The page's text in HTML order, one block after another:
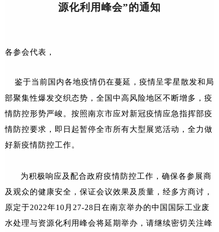
源化利用峰会”的通知
各参会代表，
鉴于当前国内各地疫情仍在蔓延，疫情呈零星散发和局
部聚集性爆发交织态势，全国中高风险地区不断增多，疫
情防控形势严峻。按照南京市应对新冠疫情应急指挥部疫
情防控要求，即日起暂停全市所有大型展览活动，全力做
好新疫情防控工作。
为积极响应及配合政府疫情防控工作，确保各参展商
及观众的健康安全，保证会议效果及质量，经多方商讨，
原定于2022年10月27-28日在南京举办的中国国际工业废
水处理与资源化利用峰会将延期举办，请继续密切关注峰